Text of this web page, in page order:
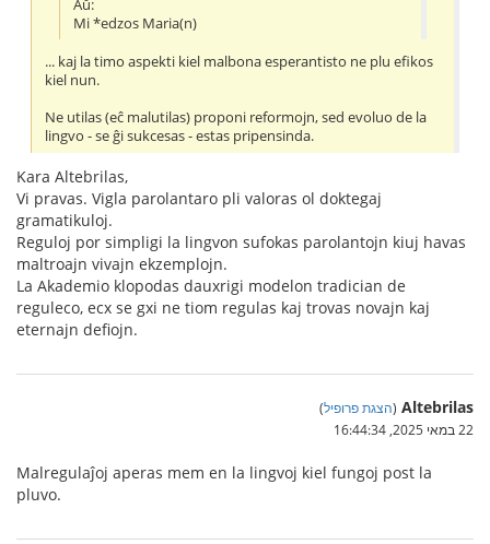
Aŭ:
Mi *edzos Maria(n)
... kaj la timo aspekti kiel malbona esperantisto ne plu efikos
kiel nun.
Ne utilas (eĉ malutilas) proponi reformojn, sed evoluo de la
lingvo - se ĝi sukcesas - estas pripensinda.
Kara Altebrilas,
Vi pravas. Vigla parolantaro pli valoras ol doktegaj
gramatikuloj.
Reguloj por simpligi la lingvon sufokas parolantojn kiuj havas
maltroajn vivajn ekzemplojn.
La Akademio klopodas dauxrigi modelon tradician de
reguleco, ecx se gxi ne tiom regulas kaj trovas novajn kaj
eternajn defiojn.
Altebrilas
(הצגת פרופיל)
22 במאי 2025, 16:44:34
Malregulaĵoj aperas mem en la lingvoj kiel fungoj post la
pluvo.